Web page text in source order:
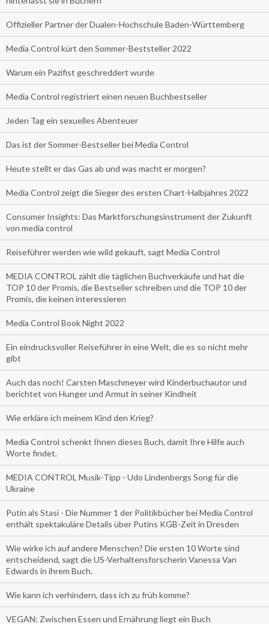
Offizieller Partner der Dualen-Hochschule Baden-Württemberg
Media Control kürt den Sommer-Beststeller 2022
Warum ein Pazifist geschreddert wurde
Media Control registriert einen neuen Buchbestseller
Jeden Tag ein sexuelles Abenteuer
Das ist der Sommer-Bestseller bei Media Control
Heute stellt er das Gas ab und was macht er morgen?
Media Control zeigt die Sieger des ersten Chart-Halbjahres 2022
Consumer Insights: Das Marktforschungsinstrument der Zukunft
von media control
Reiseführer werden wie wild gekauft, sagt Media Control
MEDIA CONTROL zählt die täglichen Buchverkäufe und hat die
TOP 10 der Promis, die Bestseller schreiben und die TOP 10 der
Promis, die keinen interessieren
Media Control Book Night 2022
Ein eindrucksvoller Reiseführer in eine Welt, die es so nicht mehr
gibt
Auch das noch! Carsten Maschmeyer wird Kinderbuchautor und
berichtet von Hunger und Armut in seiner Kindheit
Wie erkläre ich meinem Kind den Krieg?
Media Control schenkt Ihnen dieses Buch, damit Ihre Hilfe auch
Worte findet.
MEDIA CONTROL Musik-Tipp - Udo Lindenbergs Song für die
Ukraine
Putin als Stasi - Die Nummer 1 der Politikbücher bei Media Control
enthält spektakuläre Details über Putins KGB-Zeit in Dresden
Wie wirke ich auf andere Menschen? Die ersten 10 Worte sind
entscheidend, sagt die US-Verhaltensforscherin Vanessa Van
Edwards in ihrem Buch.
Wie kann ich verhindern, dass ich zu früh komme?
VEGAN: Zwischen Essen und Ernährung liegt ein Buch